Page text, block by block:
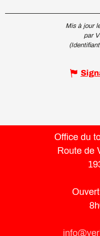
Mis à jour
par
Office du
Route de